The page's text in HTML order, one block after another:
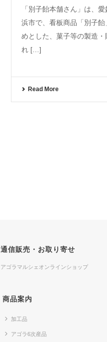
「別子飴本舗さん」は、
浜市で、看板商品「別子飴
めとした、菓子等の製造・
れ […]
Read More
通信販売・お取り寄せ
アゴラマルシェオンラインショップ
商品案内
加工品
アゴラ6次産品